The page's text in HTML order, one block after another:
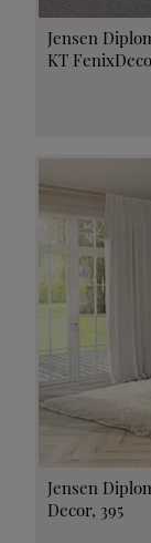
Jensen
KT
Jensen
Decor, 395